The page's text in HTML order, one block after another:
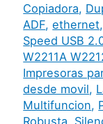
Copiadora,
ADF,ethernet,
Speed USB
W2211A
Impresoras
desde movil,
Multifuncion,
Robusta,